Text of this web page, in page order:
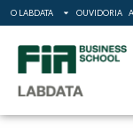
O LABDATA OUVIDORIA